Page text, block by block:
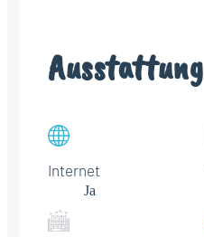
Ausstattung
Internet
Ja